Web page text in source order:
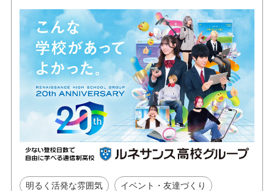
明るく活発な雰囲気 イベント・友達づくり